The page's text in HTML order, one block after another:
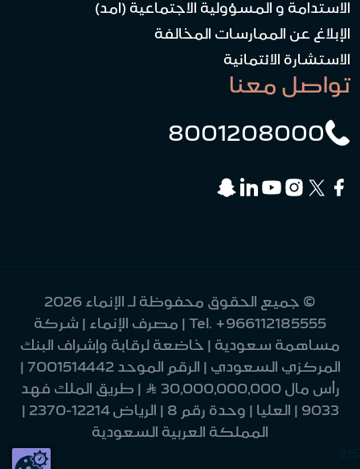
الاستدامة و المسؤولية الاجتماعية (امد)
الإبلاغ عن الممارسات المخالفة
الاستشارة الائتمانية
تواصل معنا
8001208000
© جميع الحقوق محفوظة لـ الإنماء 2026
Tel. +966112185555
| مصرف الإنماء | شركة
مساهمة سعودية | خاضعة لرقابة وإشراف البنك
المركزي السعودي | الرقم الموحد 7001514442 |
رأس مال 30,000,000,000 Ʀ | طريق الملك فهد
9033 | العليا | وحدة رقم 8 | الرياض 12214-2370 |
المملكة العربية السعودية